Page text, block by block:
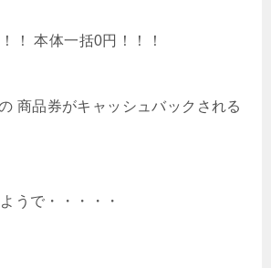
！ 本体一括0円！！！
商品券がキャッシュバックされる
うで・・・・・